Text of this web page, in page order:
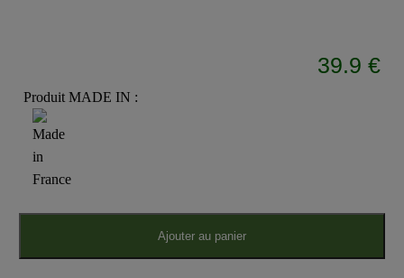
39.9 €
Produit MADE IN :
Ajouter au panier